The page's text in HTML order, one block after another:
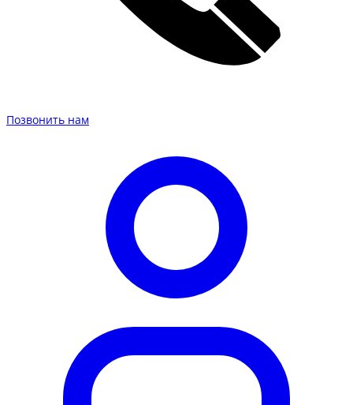
Позвонить нам